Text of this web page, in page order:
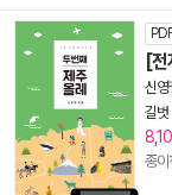
[전
신영
길벗
종이